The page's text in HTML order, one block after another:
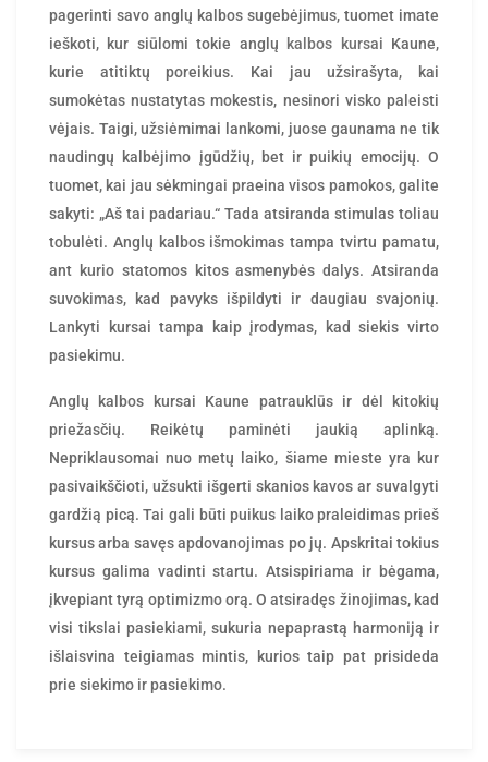
pagerinti savo anglų kalbos sugebėjimus, tuomet imate
ieškoti, kur siūlomi tokie anglų
kalbos kursai Kaune,
kurie atitiktų poreikius. Kai jau užsirašyta, kai
sumokėtas nustatytas mokestis, nesinori visko paleisti
vėjais. Taigi, užsiėmimai lankomi, juose gaunama ne tik
naudingų kalbėjimo įgūdžių, bet ir puikių emocijų. O
tuomet, kai jau sėkmingai praeina visos pamokos, galite
sakyti: „Aš tai padariau.“ Tada atsiranda stimulas toliau
tobulėti. Anglų kalbos išmokimas tampa tvirtu pamatu,
ant kurio statomos kitos asmenybės dalys. Atsiranda
suvokimas, kad pavyks išpildyti ir daugiau svajonių.
Lankyti kursai tampa kaip įrodymas, kad siekis virto
pasiekimu.
Anglų kalbos kursai Kaune patrauklūs ir dėl kitokių
priežasčių. Reikėtų paminėti jaukią aplinką.
Nepriklausomai nuo metų laiko, šiame mieste yra kur
pasivaikščioti, užsukti išgerti skanios kavos ar suvalgyti
gardžią picą. Tai gali būti puikus laiko praleidimas prieš
kursus arba savęs apdovanojimas po jų. Apskritai tokius
kursus galima vadinti startu. Atsispiriama ir bėgama,
įkvepiant tyrą optimizmo orą. O atsiradęs žinojimas, kad
visi tikslai pasiekiami, sukuria nepaprastą harmoniją ir
išlaisvina teigiamas mintis, kurios taip pat prisideda
prie siekimo ir pasiekimo.